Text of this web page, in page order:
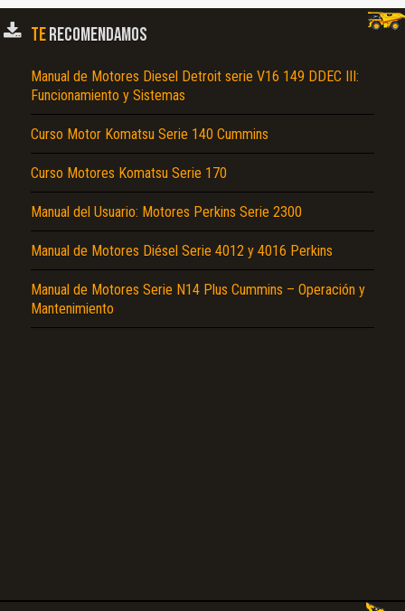
TERECOMENDAMOS
Manual de Motores Diesel Detroit serie V16 149 DDEC III:
Funcionamiento y Sistemas
Curso Motor Komatsu Serie 140 Cummins
Curso Motores Komatsu Serie 170
Manual del Usuario: Motores Perkins Serie 2300
Manual de Motores Diésel Serie 4012 y 4016 Perkins
Manual de Motores Serie N14 Plus Cummins – Operación y
Mantenimiento
El Título es incorrecto según el contenido.
No carga o no se visualiza el contenido.
Reportar otro tipo de error...